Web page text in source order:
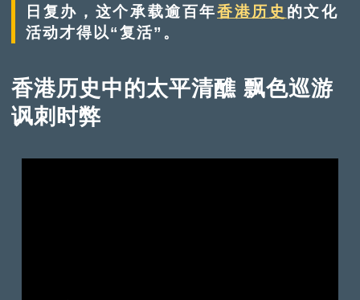
日复办，这个承载逾百年香港历史 的文化
活动才得以“复活”。
香港历史中的太平清醮 飘色巡游
讽刺时弊